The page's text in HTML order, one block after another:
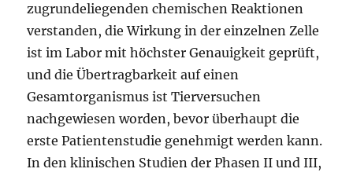
zugrundeliegenden chemischen Reaktionen
verstanden, die Wirkung in der einzelnen Zelle
ist im Labor mit höchster Genauigkeit geprüft,
und die Übertragbarkeit auf einen
Gesamtorganismus ist Tierversuchen
nachgewiesen worden, bevor überhaupt die
erste Patientenstudie genehmigt werden kann.
In den klinischen Studien der Phasen II und III,